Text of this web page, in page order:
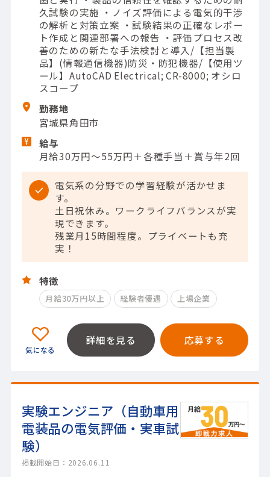
久試験の実施 ・ノイズ評価による電気的干渉
の解析と対策立案 ・試験結果の正確なレポー
ト作成と関連部署への報告 ・評価プロセス改
善のための新たな手法検討と導入/【担当製
品】(情報通信機器)防災・防犯機器/【使用ツ
ール】AutoCAD Electrical; CR-8000; オシロ
スコープ
勤務地
宮城県角田市
給与
月給30万円～55万円＋各種手当＋賞与年2回
電気系の分野での学習経験が活かせま
す。
土日祝休み。ワークライフバランスが実
現できます。
残業月15時間程度。プライベートも充
実！
特徴
月給30万円以上 経験者優遇 上場企業
詳細を見る 応募する
実験エンジニア（自動車用
電装品の電気評価・実車試
験）
掲載開始日：2026.06.11